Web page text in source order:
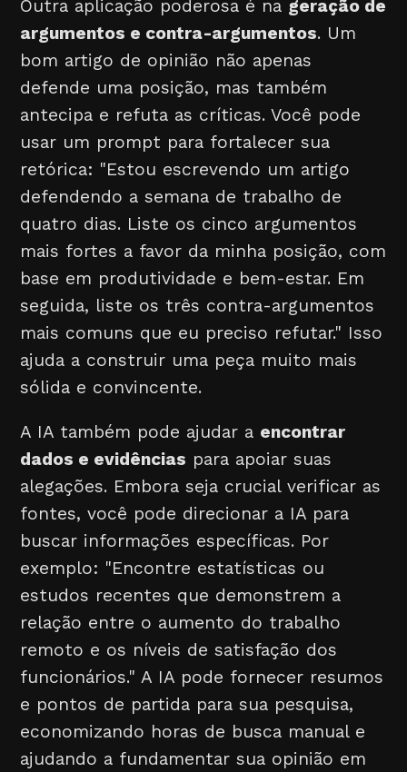
Outra aplicação poderosa é na geração de
argumentos e contra-argumentos. Um
bom artigo de opinião não apenas
defende uma posição, mas também
antecipa e refuta as críticas. Você pode
usar um prompt para fortalecer sua
retórica: "Estou escrevendo um artigo
defendendo a semana de trabalho de
quatro dias. Liste os cinco argumentos
mais fortes a favor da minha posição, com
base em produtividade e bem-estar. Em
seguida, liste os três contra-argumentos
mais comuns que eu preciso refutar." Isso
ajuda a construir uma peça muito mais
sólida e convincente.
A IA também pode ajudar a encontrar
dados e evidências para apoiar suas
alegações. Embora seja crucial verificar as
fontes, você pode direcionar a IA para
buscar informações específicas. Por
exemplo: "Encontre estatísticas ou
estudos recentes que demonstrem a
relação entre o aumento do trabalho
remoto e os níveis de satisfação dos
funcionários." A IA pode fornecer resumos
e pontos de partida para sua pesquisa,
economizando horas de busca manual e
ajudando a fundamentar sua opinião em